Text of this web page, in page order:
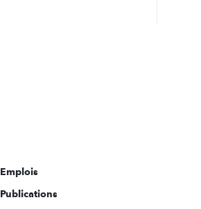
Emplois
Publications